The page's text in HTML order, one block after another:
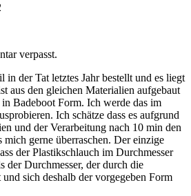
verpasst.
in der Tat letztes Jahr bestellt und es liegt
aus den gleichen Materialien aufgebaut
Badeboot Form. Ich werde das im
Ich schätze dass es aufgrund
und der Verarbeitung nach 10 min den
mich gerne überraschen. Der einzige
der Plastikschlauch im Durchmesser
der Durchmesser, der durch die
sich deshalb der vorgegeben Form